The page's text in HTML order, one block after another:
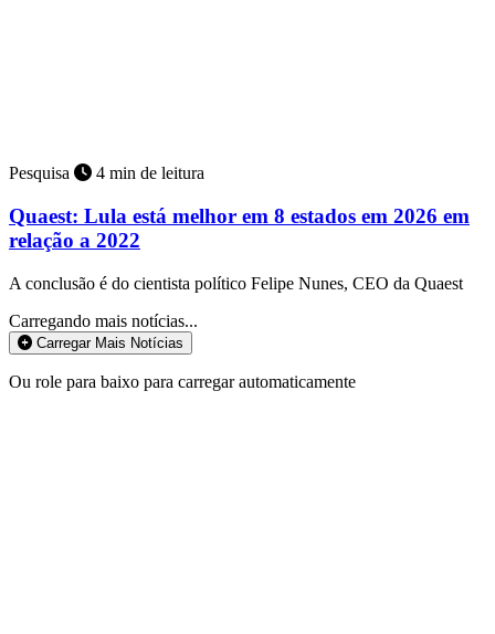
Pesquisa 4 min de leitura
Quaest: Lula está melhor em 8 estados em 2026 em
relação a 2022
A conclusão é do cientista político Felipe Nunes, CEO da Quaest
Carregando mais notícias...
Carregar Mais Notícias
Ou role para baixo para carregar automaticamente